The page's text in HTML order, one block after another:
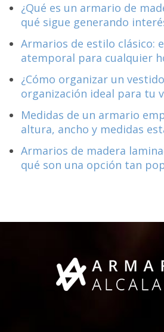
¿Qué es un armario de
qué sigue generando
Armarios de estilo clásico:
atemporal para cualquier
¿Cómo organizar un
organización ideal para tu
Medidas de un armario
altura, ancho y medidas
Armarios de madera
qué son una opción tan